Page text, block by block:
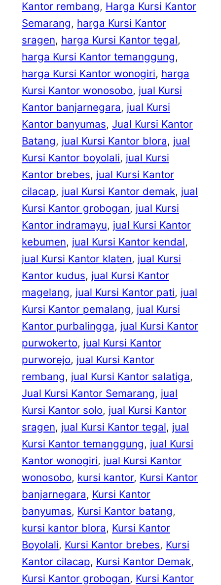
Kantor rembang, Harga Kursi Kantor
Semarang, harga Kursi Kantor
sragen, harga Kursi Kantor tegal
harga Kursi Kantor temanggung
harga Kursi Kantor wonogiri, harga
Kursi Kantor wonosobo, jual Kursi
Kantor banjarnegara, jual Kursi
Kantor banyumas, Jual Kursi Kantor
Batang, jual Kursi Kantor blora, jual
Kursi Kantor boyolali, jual Kursi
Kantor brebes, jual Kursi Kantor
cilacap, jual Kursi Kantor demak, jual
Kursi Kantor grobogan, jual Kursi
Kantor indramayu, jual Kursi Kantor
kebumen, jual Kursi Kantor kendal
jual Kursi Kantor klaten, jual Kursi
Kantor kudus, jual Kursi Kantor
magelang, jual Kursi Kantor pati, jual
Kursi Kantor pemalang, jual Kursi
Kantor purbalingga, jual Kursi Kantor
purwokerto, jual Kursi Kantor
purworejo, jual Kursi Kantor
rembang, jual Kursi Kantor salatiga
Jual Kursi Kantor Semarang, jual
Kursi Kantor solo, jual Kursi Kantor
sragen, jual Kursi Kantor tegal, jual
Kursi Kantor temanggung, jual Kursi
Kantor wonogiri, jual Kursi Kantor
wonosobo, kursi kantor, Kursi Kantor
banjarnegara, Kursi Kantor
banyumas, Kursi Kantor batang
kursi kantor blora, Kursi Kantor
Boyolali, Kursi Kantor brebes, Kursi
Kantor cilacap, Kursi Kantor Demak
Kursi Kantor grobogan, Kursi Kantor